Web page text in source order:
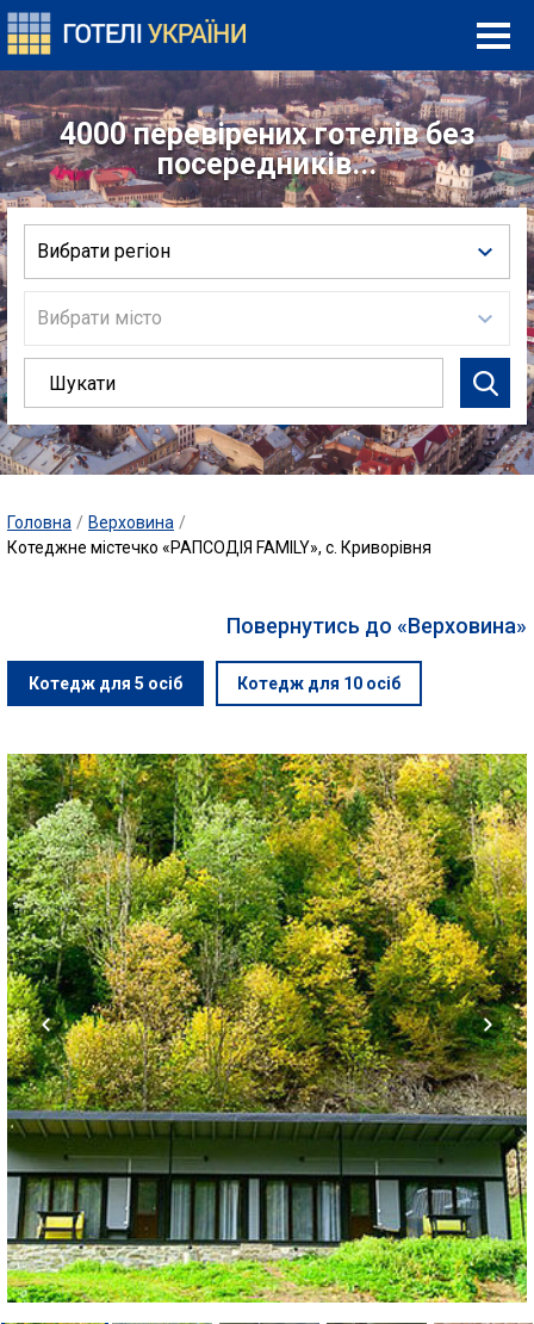
4000 перевірених готелів без
посередників...
Вибрати регіон
Вибрати місто
Головна / Верховина /
Котеджне містечко «РАПСОДІЯ FAMILY», с. Криворівня
Повернутись до «Верховина»
Котедж для 5 осіб Котедж для 10 осіб